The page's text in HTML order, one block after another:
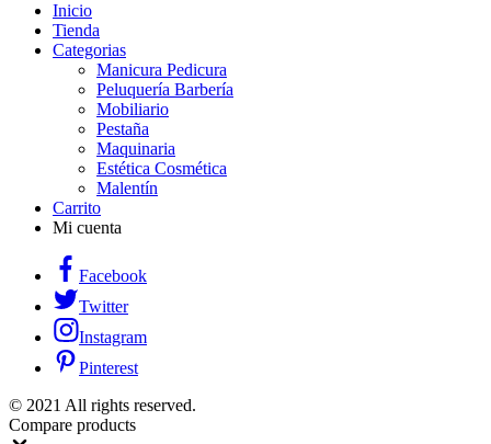
Inicio
Tienda
Categorias
Manicura Pedicura
Peluquería Barbería
Mobiliario
Pestaña
Maquinaria
Estética Cosmética
Malentín
Carrito
Mi cuenta
Facebook
Twitter
Instagram
Pinterest
© 2021 All rights reserved.
Compare products